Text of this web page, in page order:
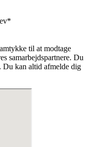
til at modtage
samarbejdspartnere. Du
. Du kan altid afmelde dig